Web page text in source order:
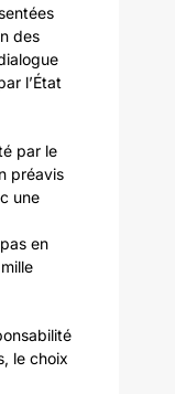
des
l’État
par le
préavis
une
en
le choix